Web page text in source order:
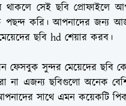
থাকলে সেই ছবি
পছন্দ করি। আপনাদের জন্য
ছবি hd শেয়ার করব।
ফেসবুক সুন্দর মেয়েদের ছবি
না এজন্য ছবিগুলো অনেক
সাথে এমন কয়েকটি